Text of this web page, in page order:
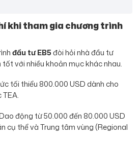
khi tham gia chương trình
đầu tư EB5đòi hỏi nhà đầu tư
với nhiều khoản mục khác nhau.
tối thiểu 800.000 USD dành cho
động từ 50.000 đến 80.000 USD
cụ thể và Trung tâm vùng (Regional